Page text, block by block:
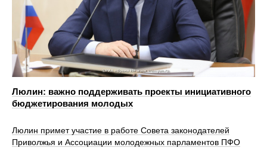
Люлин: важно поддерживать проекты инициативного
бюджетирования молодых
Люлин примет участие в работе Совета законодателей
Приволжья и Ассоциации молодежных парламентов ПФО